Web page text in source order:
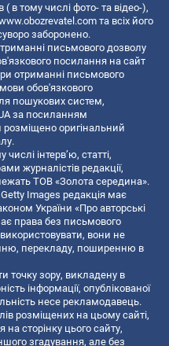
в тому числі фото- та відео-),
та всіх його
заборонено.
письмового дозволу
посилання на сайт
отриманні письмового
обов'язкового
пошукових систем,
за посиланням
розміщено оригінальний
інтерв’ю, статті,
журналістів редакції,
ТОВ «Золота середина».
Getty Images редакція має
України «Про авторські
права без письмового
вони не
перекладу, поширенню в
точку зору, викладену в
інформації, опублікованої
несе рекламодавець.
розміщених на цьому сайті,
сторінку цього сайту,
згадування, але без